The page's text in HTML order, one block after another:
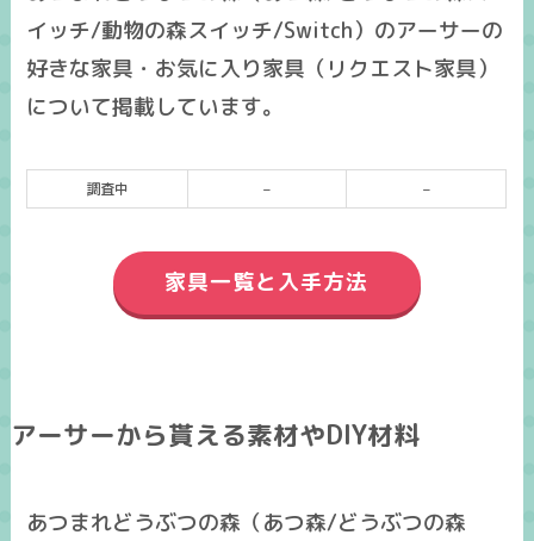
イッチ/動物の森スイッチ/Switch）のアーサーの
好きな家具・お気に入り家具（リクエスト家具）
について掲載しています。
調査中 – –
家具一覧と入手方法
アーサーから貰える素材やDIY材料
あつまれどうぶつの森（あつ森/どうぶつの森